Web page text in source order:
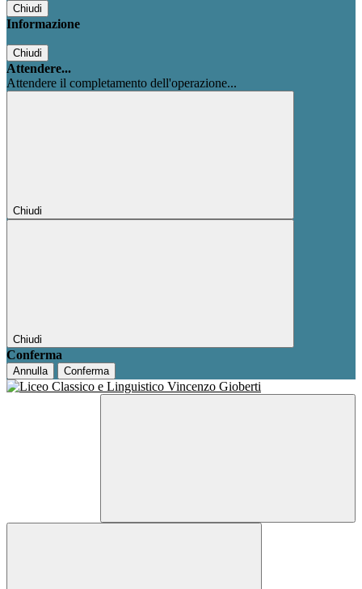
Chiudi
Informazione
Chiudi
Attendere...
Attendere il completamento dell'operazione...
Chiudi
Chiudi
Conferma
Annulla Conferma